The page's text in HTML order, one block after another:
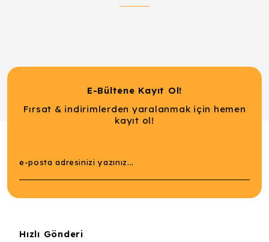
E-Bültene Kayıt Ol!
Fırsat & indirimlerden yaralanmak için hemen
kayıt ol!
Hızlı Gönderi